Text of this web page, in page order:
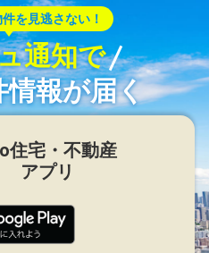
を見逃さない！
通知で
情報が届く
住宅・不動産
アプリ